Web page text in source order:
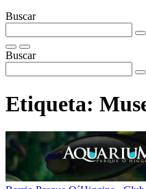
Buscar
Buscar
Etiqueta: